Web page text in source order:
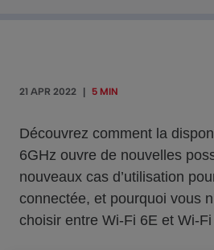
21 APR 2022 5 MIN
Découvrez comment la
6GHz ouvre de nouvelles
nouveaux cas d’utilisation
connectée, et pourquoi vous
choisir entre Wi-Fi 6E et Wi-Fi